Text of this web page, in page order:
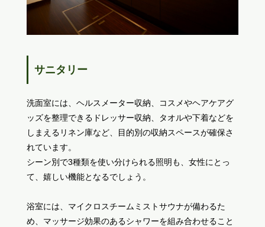
サニタリー
洗面室には、ヘルスメーター収納、コスメやヘアケアグ
ッズを整理できるドレッサー収納、タオルや下着などを
しまえるリネン庫など、目的別の収納スペースが確保さ
れています。
シーン別で3種類を使い分けられる照明も、女性にとっ
て、嬉しい機能となるでしょう。
浴室には、マイクロスチームミストサウナが備わるた
め、マッサージ効果のあるシャワーを組み合わせること